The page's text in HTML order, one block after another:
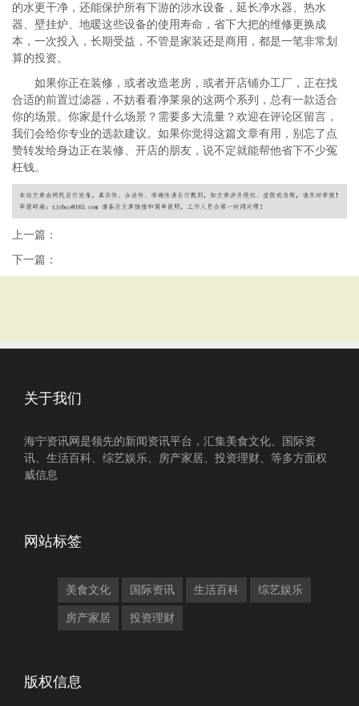
的水更干净，还能保护所有下游的涉水设备，延长净水器、热水
器、壁挂炉、地暖这些设备的使用寿命，省下大把的维修更换成
本，一次投入，长期受益，不管是家装还是商用，都是一笔非常划
算的投资。
如果你正在装修，或者改造老房，或者开店铺办工厂，正在找
合适的前置过滤器，不妨看看净莱泉的这两个系列，总有一款适合
你的场景。你家是什么场景？需要多大流量？欢迎在评论区留言，
我们会给你专业的选款建议。如果你觉得这篇文章有用，别忘了点
赞转发给身边正在装修、开店的朋友，说不定就能帮他省下不少冤
枉钱。
上一篇：
下一篇：
关于我们
海宁资讯网是领先的新闻资讯平台，汇集美食文化、国际资
讯、生活百科、综艺娱乐、房产家居、投资理财、等多方面权
威信息
网站标签
美食文化 国际资讯 生活百科 综艺娱乐
房产家居 投资理财
版权信息